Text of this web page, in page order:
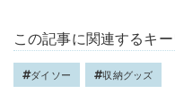
この記事に関連するキ
ダイソー 収納グッズ